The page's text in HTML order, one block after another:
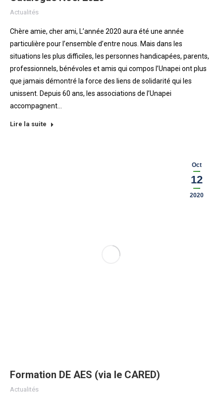
Actualités
Chère amie, cher ami, L’année 2020 aura été une année
particulière pour l’ensemble d’entre nous. Mais dans les
situations les plus difficiles, les personnes handicapées, parents,
professionnels, bénévoles et amis qui compos l’Unapei ont plus
que jamais démontré la force des liens de solidarité qui les
unissent. Depuis 60 ans, les associations de l’Unapei
accompagnent…
Lire la suite
Oct
12
2020
Formation DE AES (via le CARED)
Actualités